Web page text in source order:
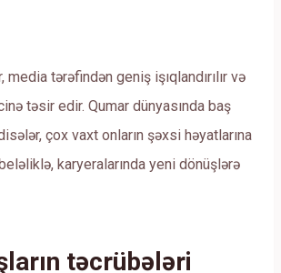
media tərəfindən geniş işıqlandırılır və
təsir edir. Qumar dünyasında baş
çox vaxt onların şəxsi həyatlarına
karyeralarında yeni dönüşlərə
təcrübələri